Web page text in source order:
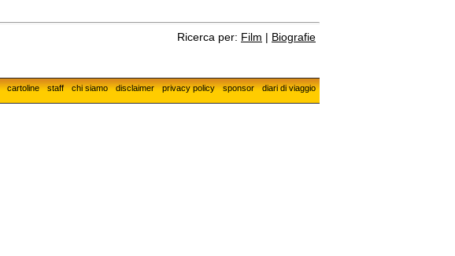
Ricerca per: Film | Biografie
diari di viaggio
sponsor
privacy policy
disclaimer
chi siamo
staff
cartoline